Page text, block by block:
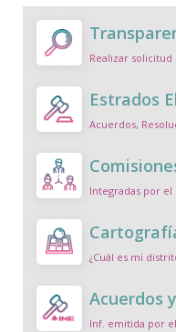
Realizar
Estrados
Acuerdos,
Integradas por el
¿Cuál es mi
Acuerdos
Inf. emitida por